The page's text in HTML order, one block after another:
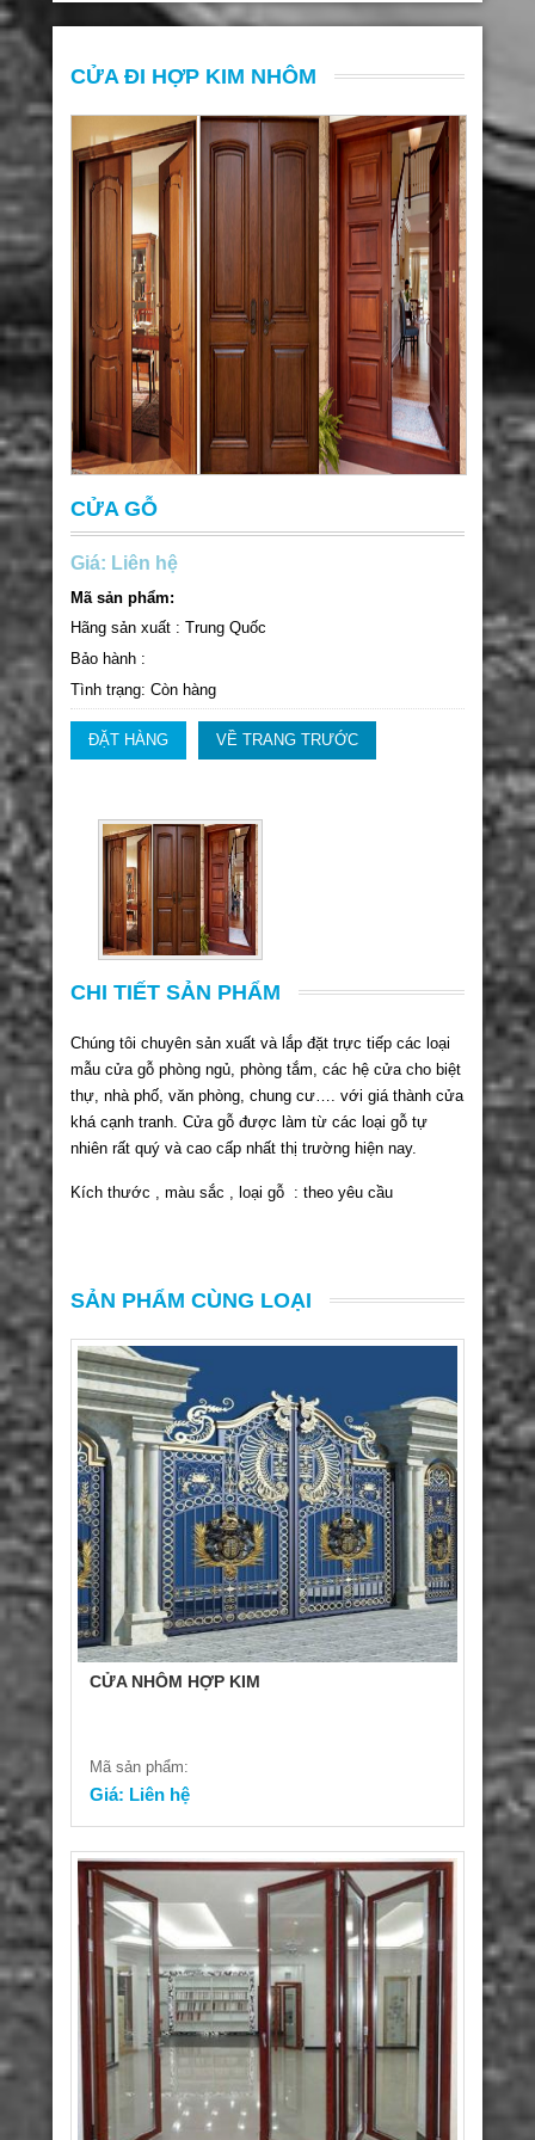
CỬA ĐI HỢP KIM NHÔM
CỬA GỖ
Giá: Liên hệ
Mã sản phẩm:
Hãng sản xuất : Trung Quốc
Bảo hành :
Tình trạng: Còn hàng
ĐẶT HÀNG VỀ TRANG TRƯỚC
CHI TIẾT SẢN PHẨM
Chúng tôi chuyên sản xuất và lắp đặt trực tiếp các loại
mẫu cửa gỗ phòng ngủ, phòng tắm, các hệ cửa cho biệt
thự, nhà phố, văn phòng, chung cư…. với giá thành cửa
khá cạnh tranh. Cửa gỗ được làm từ các loại gỗ tự
nhiên rất quý và cao cấp nhất thị trường hiện nay.
Kích thước , màu sắc , loại gỗ : theo yêu cầu
SẢN PHẨM CÙNG LOẠI
CỬA NHÔM HỢP KIM
Mã sản phẩm:
Giá: Liên hệ